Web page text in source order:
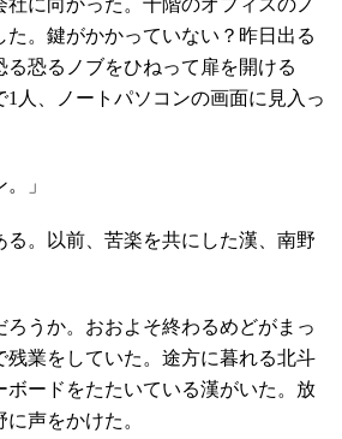
社に向かった。十階のオフィスのノ
た。鍵がかかっていない？昨日出る
る恐るノブをひねって扉を開ける
1人、ノートパソコンの画面に見入っ
」
る。以前、苦楽を共にした漢、南野
うか。おおよそ終わるめどがまっ
残業をしていた。途方に暮れる北斗
ボードをたたいている漢がいた。放
声をかけた。